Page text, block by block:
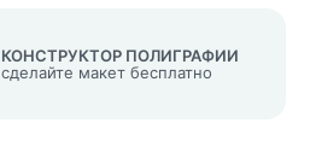
КОНСТРУКТОР ПОЛИГРАФИИ
сделайте макет бесплатно